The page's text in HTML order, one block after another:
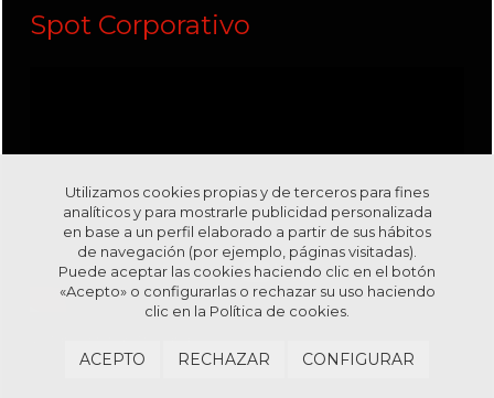
Spot Corporativo
Utilizamos cookies propias y de terceros para fines
analíticos y para mostrarle publicidad personalizada
en base a un perfil elaborado a partir de sus hábitos
de navegación (por ejemplo, páginas visitadas).
Puede aceptar las cookies haciendo clic en el botón
«Acepto» o configurarlas o rechazar su uso haciendo
clic en la Política de cookies.
ACEPTO RECHAZAR CONFIGURAR